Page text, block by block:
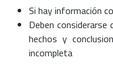
Si hay información
Deben
hechos y
incompleta